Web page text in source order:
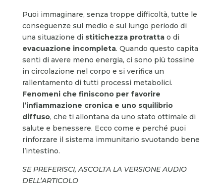
Puoi immaginare, senza troppe difficoltà, tutte le
conseguenze sul medio e sul lungo periodo di
una situazione di stitichezza protrattao di
evacuazione incompleta. Quando questo capita
senti di avere meno energia, ci sono più tossine
in circolazione nel corpo e si verifica un
rallentamento di tutti processi metabolici.
Fenomeni che finiscono per favorire
l’infiammazione cronica e uno squilibrio
diffuso, che ti allontana da uno stato ottimale di
salute e benessere. Ecco come e perché puoi
rinforzare il sistema immunitario svuotando bene
l’intestino.
SE PREFERISCI, ASCOLTA LA VERSIONE AUDIO
DELL’ARTICOLO